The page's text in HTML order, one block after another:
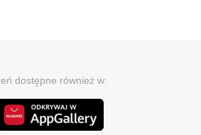
dostępne również w: